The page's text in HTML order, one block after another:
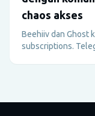
chaos akses
Beehiiv dan Ghost
subscriptions.